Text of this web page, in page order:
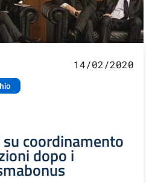
14/02/2020
coordinamento
dopo i